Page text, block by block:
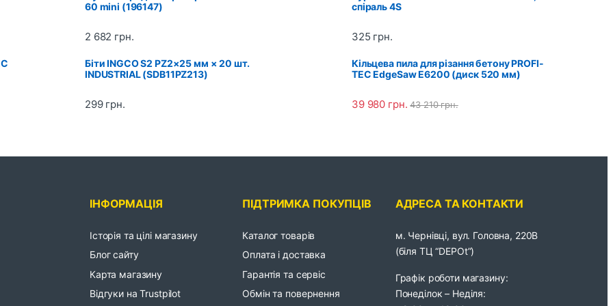
60 mini (196147)
2 682 грн.
спіраль 4S
325 грн.
Біти INGCO S2 PZ2×25 мм × 20 шт.
INDUSTRIAL (SDB11PZ213)
299 грн.
Кільцева пила для різання бетону PROFI-
TEC EdgeSaw E6200 (диск 520 мм)
39 980 грн. 43 210грн.
ІНФОРМАЦІЯ
Історія та цілі магазину
Блог сайту
Карта магазину
Відгуки на Trustpilot
ПІДТРИМКА ПОКУПЦІВ
Каталог товарів
Оплата і доставка
Гарантія та сервіс
Обмін та повернення
АДРЕСА ТА КОНТАКТИ
м. Чернівці, вул. Головна, 220В
(біля ТЦ “DEPOt”)
Графік роботи магазину:
Понеділок – Неділя: